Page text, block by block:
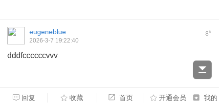
8#
eugeneblue
2026-3-7 19:22:40
dddfccccccvvv
回复 收藏 首页 开通会员 我的